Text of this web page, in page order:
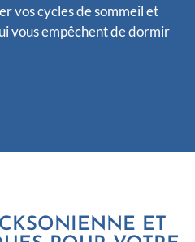
vos cycles de sommeil et
vous empêchent de dormir
ET